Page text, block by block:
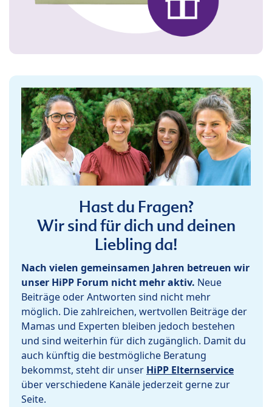
Hast du Fragen?
Wir sind für dich und deinen
Liebling da!
Nach vielen gemeinsamen Jahren betreuen wir
unser HiPP Forum nicht mehr aktiv. Neue
Beiträge oder Antworten sind nicht mehr
möglich. Die zahlreichen, wertvollen Beiträge der
Mamas und Experten bleiben jedoch bestehen
und sind weiterhin für dich zugänglich. Damit du
auch künftig die bestmögliche Beratung
bekommst, steht dir unser HiPP Elternservice
über verschiedene Kanäle jederzeit gerne zur
Seite.